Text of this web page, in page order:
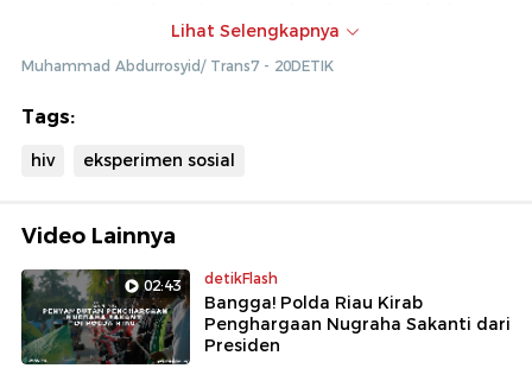
dirinya pengidap HIV. Adakah orang-orang di sekitarnya
yang bersimpati padanya?
Lihat Selengkapnya
Muhammad Abdurrosyid/ Trans7 - 20DETIK
Tags:
hiv eksperimen sosial
Video Lainnya
02:43 detikFlash
Bangga! Polda Riau Kirab
Penghargaan Nugraha Sakanti dari
Presiden